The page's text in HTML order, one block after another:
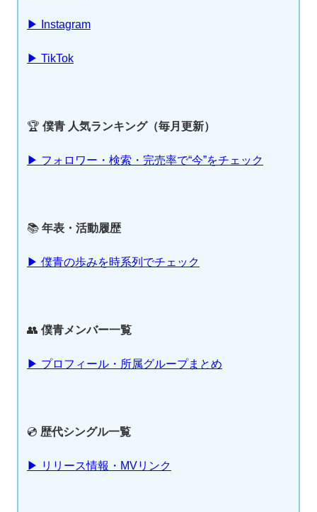
▶ Instagram
▶ TikTok
🏆 僕青 人気ランキング（毎月更新）
▶ フォロワー・検索・完売率で“今”をチェック
📚 年表・活動履歴
▶ 僕青の歩みを時系列でチェック
👥 僕青メンバー一覧
▶ プロフィール・所属グループまとめ
💿 歴代シングル一覧
▶ リリース情報・MVリンク